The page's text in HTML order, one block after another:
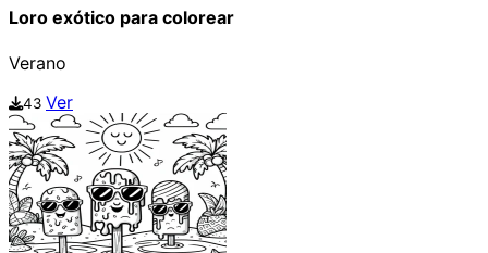
Loro exótico para colorear
Verano
43 Ver